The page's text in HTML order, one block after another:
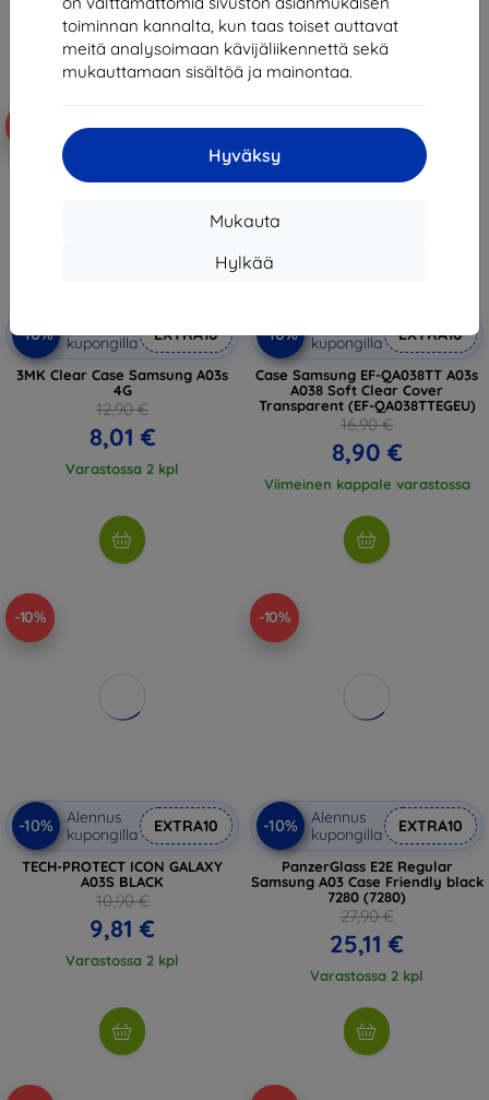
toiminnan kannalta, kun taas toiset auttavat
meitä analysoimaan kävijäliikennettä sekä
mukauttamaan sisältöä ja mainontaa.
Hyväksy
Mukauta
Hylkää
-10%
kupongilla
EXTRA10
3MK Clear Case Samsung A03s
4G
12,90 €
8,01 €
Varastossa 2 kpl
-47%
-10%
kupongilla
EXTRA10
Case Samsung EF-QA038TT A03s
A038 Soft Clear Cover
Transparent (EF-QA038TTEGEU)
16,90 €
8,90 €
Viimeinen kappale varastossa
-10%
-10%
Alennus
kupongilla
EXTRA10
TECH-PROTECT ICON GALAXY
A03S BLACK
10,90 €
9,81 €
Varastossa 2 kpl
-10%
-10%
Alennus
kupongilla
EXTRA10
PanzerGlass E2E Regular
Samsung A03 Case Friendly black
7280 (7280)
27,90 €
25,11 €
Varastossa 2 kpl